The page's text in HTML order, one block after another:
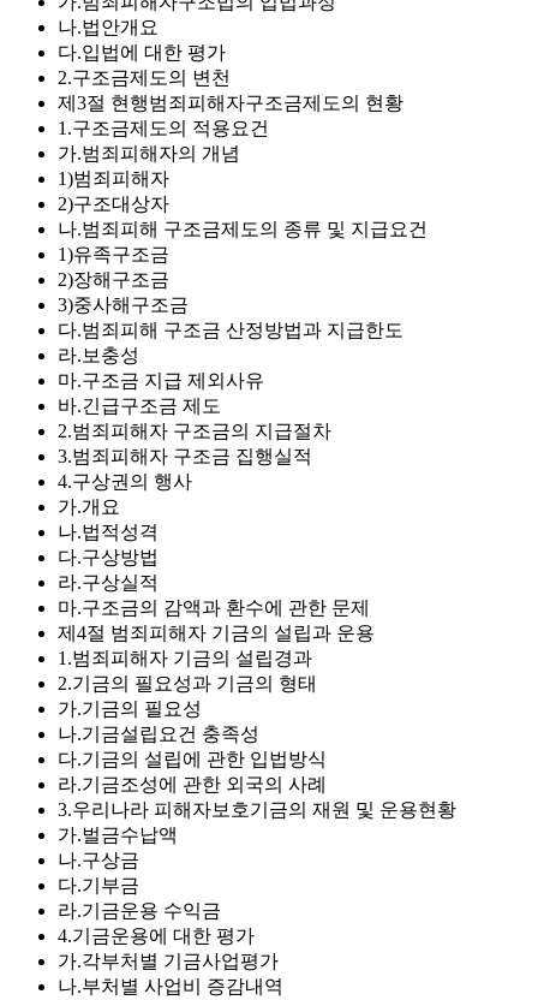
나.법안개요
다.입법에 대한 평가
2.구조금제도의 변천
제3절 현행범죄피해자구조금제도의 현황
1.구조금제도의 적용요건
가.범죄피해자의 개념
1)범죄피해자
2)구조대상자
나.범죄피해 구조금제도의 종류 및 지급요건
1)유족구조금
2)장해구조금
3)중사해구조금
다.범죄피해 구조금 산정방법과 지급한도
라.보충성
마.구조금 지급 제외사유
바.긴급구조금 제도
2.범죄피해자 구조금의 지급절차
3.범죄피해자 구조금 집행실적
4.구상권의 행사
가.개요
나.법적성격
다.구상방법
라.구상실적
마.구조금의 감액과 환수에 관한 문제
제4절 범죄피해자 기금의 설립과 운용
1.범죄피해자 기금의 설립경과
2.기금의 필요성과 기금의 형태
가.기금의 필요성
나.기금설립요건 충족성
다.기금의 설립에 관한 입법방식
라.기금조성에 관한 외국의 사례
3.우리나라 피해자보호기금의 재원 및 운용현황
가.벌금수납액
나.구상금
다.기부금
라.기금운용 수익금
4.기금운용에 대한 평가
가.각부처별 기금사업평가
나.부처별 사업비 증감내역